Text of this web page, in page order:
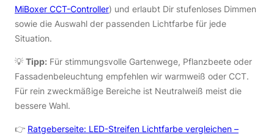
MiBoxer CCT-Controller) und erlaubt Dir stufenloses Dimmen
sowie die Auswahl der passenden Lichtfarbe für jede
Situation.
💡 Tipp: Für stimmungsvolle Gartenwege, Pflanzbeete oder
Fassadenbeleuchtung empfehlen wir warmweiß oder CCT.
Für rein zweckmäßige Bereiche ist Neutralweiß meist die
bessere Wahl.
👉 Ratgeberseite: LED-Streifen Lichtfarbe vergleichen –